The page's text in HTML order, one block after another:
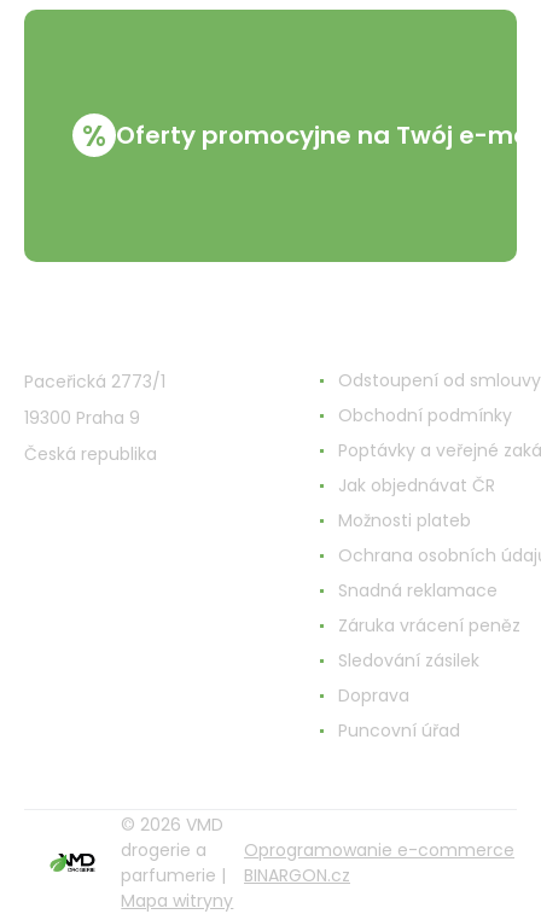
% Oferty promocyjne na Twój e-mail
Paceřická 2773/1
19300 Praha 9
Česká republika
Odstoupení od smlouvy
Obchodní podmínky
Poptávky a veřejné
Jak objednávat ČR
Možnosti plateb
Ochrana osobních
Snadná reklamace
Záruka vrácení peněz
Sledování zásilek
Doprava
Puncovní úřad
© 2026 VMD
drogerie a
parfumerie |
Mapa witryny
Oprogramowanie e-commerce
BINARGON.cz